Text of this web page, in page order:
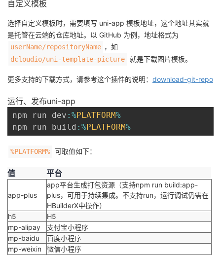
自定义模板
选择自定义模板时，需要填写 uni-app 模板地址，这个地址其实就
是托管在云端的仓库地址。以 GitHub 为例，地址格式为
userName/repositoryName ，如
dcloudio/uni-template-picture 就是下载图片模板。
更多支持的下载方式，请参考这个插件的说明： download-git-repo
运行、发布uni-app
npm run dev : %PLATFORM%
npm run build : %PLATFORM%
%PLATFORM% 可取值如下：
值 平台
app-plus
app平台生成打包资源（支持npm run build:app-
plus，可用于持续集成。不支持run，运行调试仍需在
HBuilderX中操作）
h5
H5
mp-alipay
支付宝小程序
mp-baidu
百度小程序
mp-weixin
微信小程序